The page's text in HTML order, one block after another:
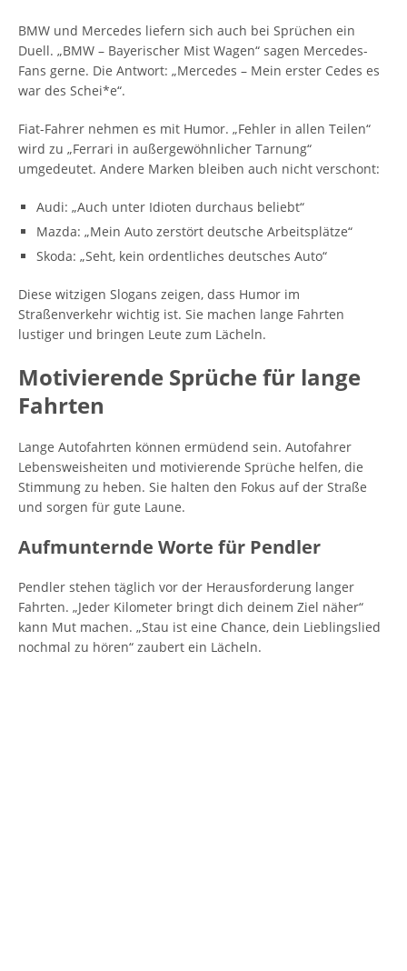
BMW und Mercedes liefern sich auch bei Sprüchen ein
Duell. „BMW – Bayerischer Mist Wagen“ sagen Mercedes-
Fans gerne. Die Antwort: „Mercedes – Mein erster Cedes es
war des Schei*e“.
Fiat-Fahrer nehmen es mit Humor. „Fehler in allen Teilen“
wird zu „Ferrari in außergewöhnlicher Tarnung“
umgedeutet. Andere Marken bleiben auch nicht verschont:
Audi: „Auch unter Idioten durchaus beliebt“
Mazda: „Mein Auto zerstört deutsche Arbeitsplätze“
Skoda: „Seht, kein ordentliches deutsches Auto“
Diese witzigen Slogans zeigen, dass Humor im
Straßenverkehr wichtig ist. Sie machen lange Fahrten
lustiger und bringen Leute zum Lächeln.
Motivierende Sprüche für lange
Fahrten
Lange Autofahrten können ermüdend sein. Autofahrer
Lebensweisheiten und motivierende Sprüche helfen, die
Stimmung zu heben. Sie halten den Fokus auf der Straße
und sorgen für gute Laune.
Aufmunternde Worte für Pendler
Pendler stehen täglich vor der Herausforderung langer
Fahrten. „Jeder Kilometer bringt dich deinem Ziel näher“
kann Mut machen. „Stau ist eine Chance, dein Lieblingslied
nochmal zu hören“ zaubert ein Lächeln.